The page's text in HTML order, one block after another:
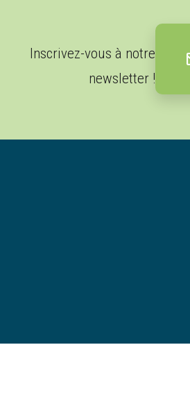
Inscrivez-vous à notre
newsletter !